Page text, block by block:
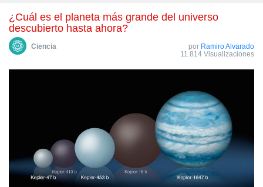
¿Cuál es el planeta más grande del universo
descubierto hasta ahora?
Сiencia por Ramiro Alvarado
11.814 Visualizaciones